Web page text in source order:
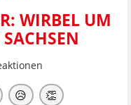
WIRBEL UM
😥 👏